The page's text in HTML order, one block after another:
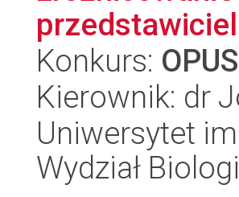
Konkurs:
Kierownik: dr
Uniwersytet
Wydział